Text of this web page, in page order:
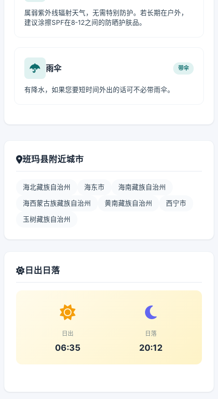
属弱紫外线辐射天气，无需特别防护。若长期在户外，
建议涂擦SPF在8-12之间的防晒护肤品。
雨伞 带伞
有降水，如果您要短时间外出的话可不必带雨伞。
班玛县附近城市
海北藏族自治州 海东市 海南藏族自治州
海西蒙古族藏族自治州 黄南藏族自治州 西宁市
玉树藏族自治州
日出日落
日出
06:35
日落
20:12